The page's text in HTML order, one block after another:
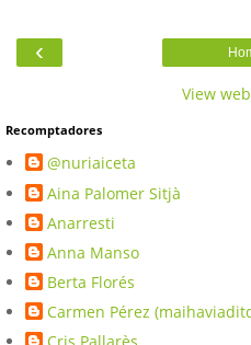
‹
View
Recomptadores
@nuriaiceta
Aina Palomer Sitjà
Anarresti
Anna Manso
Berta Florés
Carmen Pérez